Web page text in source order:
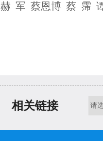
赫 军 蔡恩博 蔡 霈
相关链接